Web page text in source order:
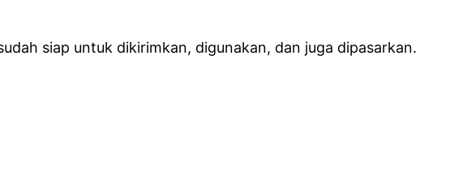
siap untuk dikirimkan, digunakan, dan juga dipasarkan.